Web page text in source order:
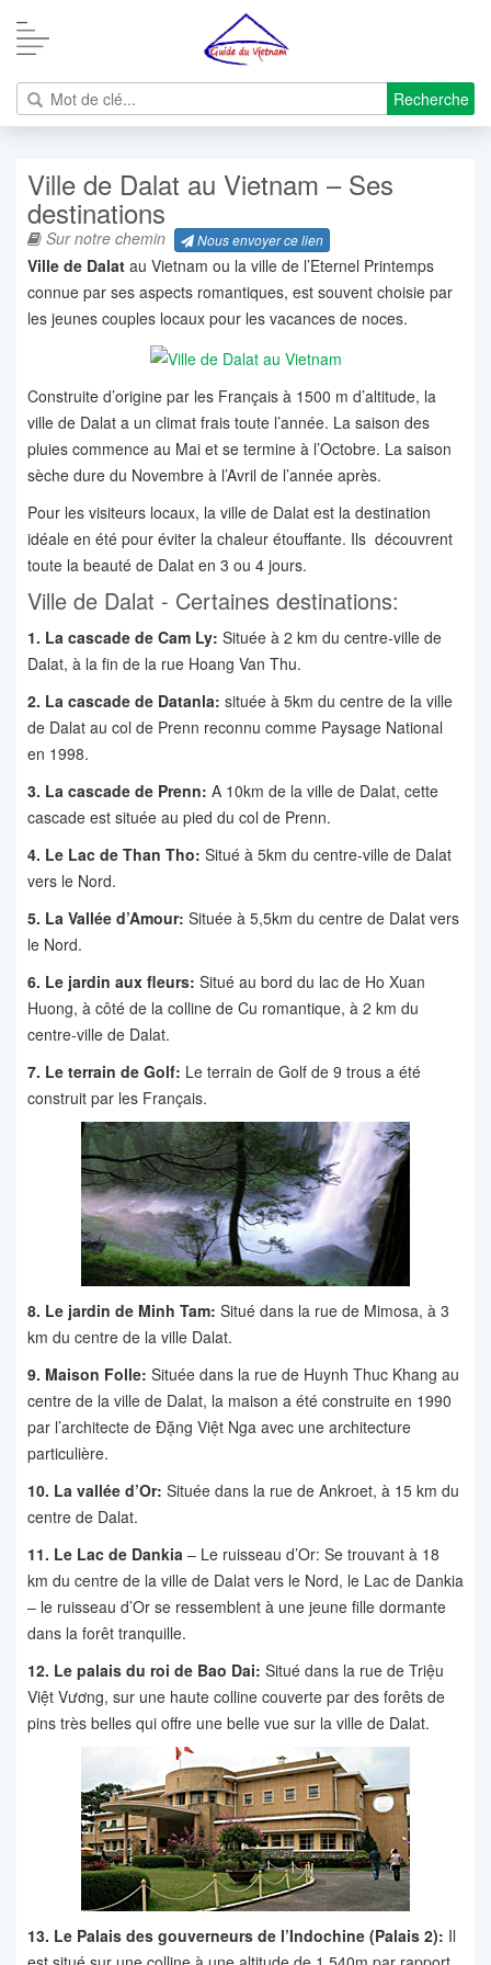
Recherche
Ville de Dalat au Vietnam – Ses
destinations
Sur notre chemin Nous envoyer ce lien
Ville de Dalat au Vietnam ou la ville de l’Eternel Printemps
connue par ses aspects romantiques, est souvent choisie par
les jeunes couples locaux pour les vacances de noces.
Construite d’origine par les Français à 1500 m d’altitude, la
ville de Dalat a un climat frais toute l’année. La saison des
pluies commence au Mai et se termine à l’Octobre. La saison
sèche dure du Novembre à l’Avril de l’année après.
Pour les visiteurs locaux, la ville de Dalat est la destination
idéale en été pour éviter la chaleur étouffante. Ils découvrent
toute la beauté de Dalat en 3 ou 4 jours.
Ville de Dalat - Certaines destinations:
1. La cascade de Cam Ly: Située à 2 km du centre-ville de
Dalat, à la fin de la rue Hoang Van Thu.
2. La cascade de Datanla: située à 5km du centre de la ville
de Dalat au col de Prenn reconnu comme Paysage National
en 1998.
3. La cascade de Prenn: A 10km de la ville de Dalat, cette
cascade est située au pied du col de Prenn.
4. Le Lac de Than Tho: Situé à 5km du centre-ville de Dalat
vers le Nord.
5. La Vallée d’Amour: Située à 5,5km du centre de Dalat vers
le Nord.
6. Le jardin aux fleurs: Situé au bord du lac de Ho Xuan
Huong, à côté de la colline de Cu romantique, à 2 km du
centre-ville de Dalat.
7. Le terrain de Golf: Le terrain de Golf de 9 trous a été
construit par les Français.
8. Le jardin de Minh Tam: Situé dans la rue de Mimosa, à 3
km du centre de la ville Dalat.
9. Maison Folle: Située dans la rue de Huynh Thuc Khang au
centre de la ville de Dalat, la maison a été construite en 1990
par l’architecte de Đặng Việt Nga avec une architecture
particulière.
10. La vallée d’Or: Située dans la rue de Ankroet, à 15 km du
centre de Dalat.
11. Le Lac de Dankia – Le ruisseau d’Or: Se trouvant à 18
km du centre de la ville de Dalat vers le Nord, le Lac de Dankia
– le ruisseau d’Or se ressemblent à une jeune fille dormante
dans la forêt tranquille.
12. Le palais du roi de Bao Dai: Situé dans la rue de Triệu
Việt Vương, sur une haute colline couverte par des forêts de
pins très belles qui offre une belle vue sur la ville de Dalat.
13. Le Palais des gouverneurs de l’Indochine (Palais 2): Il